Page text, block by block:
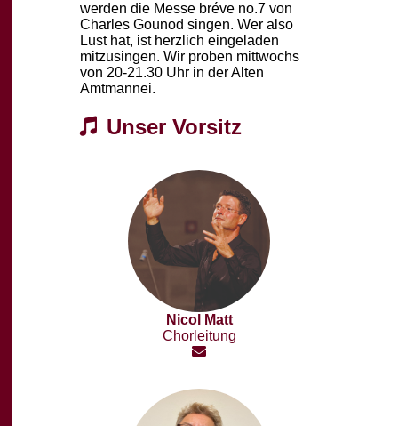
werden die Messe bréve no.7 von
Charles Gounod singen. Wer also
Lust hat, ist herzlich eingeladen
mitzusingen. Wir proben mittwochs
von 20-21.30 Uhr in der Alten
Amtmannei.
Unser Vorsitz
Nicol Matt
Chorleitung